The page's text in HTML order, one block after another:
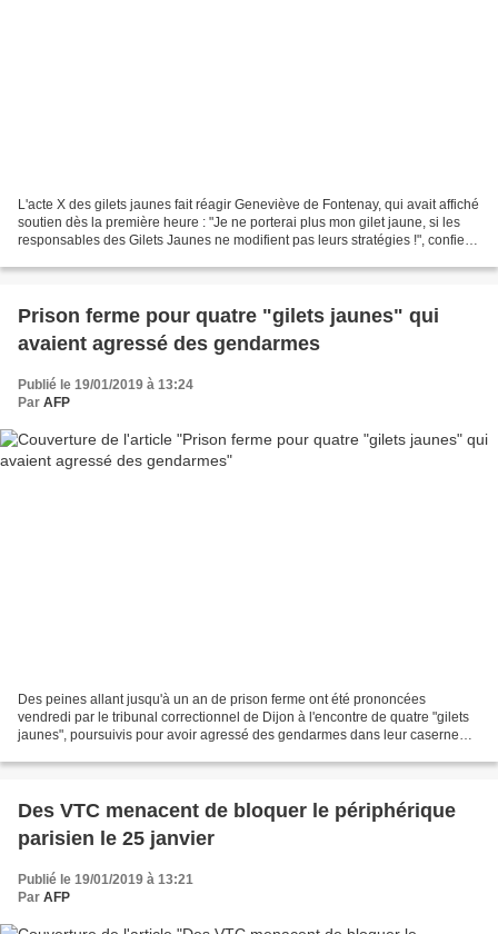
L'acte X des gilets jaunes fait réagir Geneviève de Fontenay, qui avait affiché
soutien dès la première heure : "Je ne porterai plus mon gilet jaune, si les
responsables des Gilets Jaunes ne modifient pas leurs stratégies !", confie-t-
Prison ferme pour quatre "gilets jaunes" qui
avaient agressé des gendarmes
Publié le 19/01/2019 à 13:24
Par AFP
Des peines allant jusqu'à un an de prison ferme ont été prononcées
vendredi par le tribunal correctionnel de Dijon à l'encontre de quatre "gilets
jaunes", poursuivis pour avoir agressé des gendarmes dans leur caserne
Des VTC menacent de bloquer le périphérique
parisien le 25 janvier
Publié le 19/01/2019 à 13:21
Par AFP